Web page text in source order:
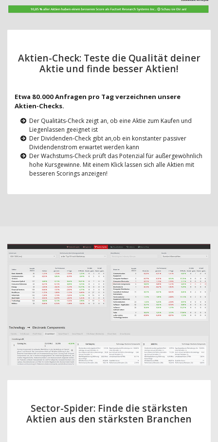
Aktien-Check: Teste die Qualität deiner
Aktie und finde besser Aktien!
Etwa 80.000 Anfragen pro Tag verzeichnen unsere
Aktien-Checks.
Der Qualitäts-Check zeigt an, ob eine Aktie zum Kaufen und
Liegenlassen geeignet ist
Der Dividenden-Check gibt an,ob ein konstanter passiver
Dividendenstrom erwartet werden kann
Der Wachstums-Check prüft das Potenzial für außergewöhnlich
hohe Kursgewinne. Mit einem Klick lassen sich alle Aktien mit
besseren Scorings anzeigen!
Sector-Spider: Finde die stärksten
Aktien aus den stärksten Branchen